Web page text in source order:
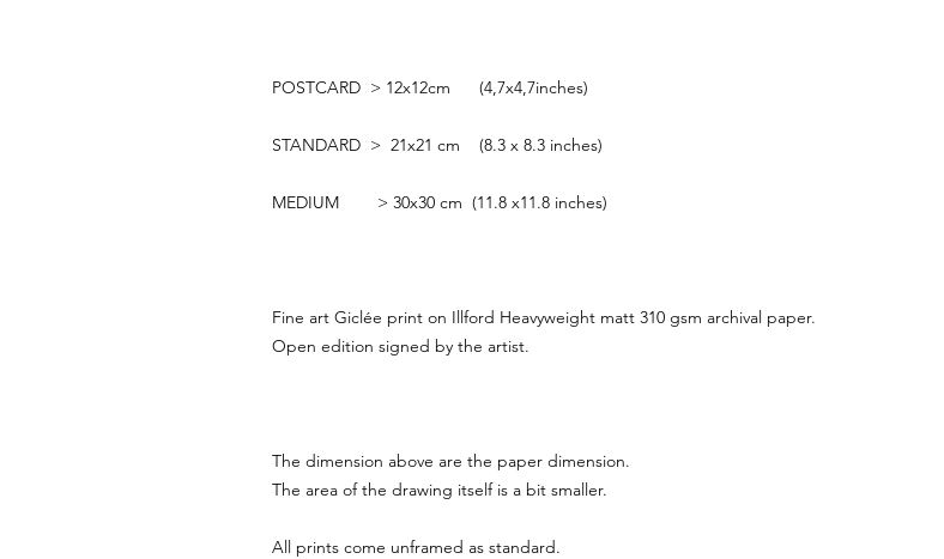
POSTCARD > 12x12cm (4,7x4,7inches)
STANDARD > 21x21 cm (8.3 x 8.3 inches)
MEDIUM > 30x30 cm (11.8 x11.8 inches)
Fine art Giclée print on Illford Heavyweight matt 310 gsm archival paper.
Open edition signed by the artist.
The dimension above are the paper dimension.
The area of the drawing itself is a bit smaller.
All prints come unframed as standard.